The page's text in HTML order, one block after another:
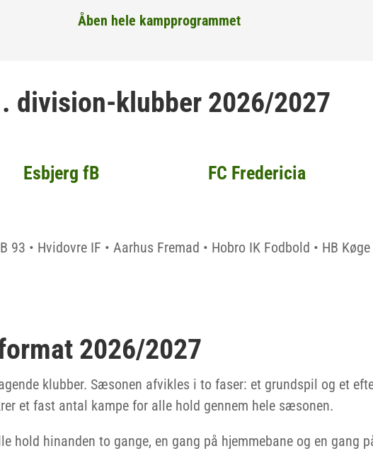
Åben hele kampprogrammet
division-klubber 2026/2027
Esbjerg fB FC Fredericia
93 • Hvidovre IF • Aarhus Fremad • Hobro IK Fodbold • HB
2026/2027
klubber. Sæsonen afvikles i to faser: et grundspil og et
et fast antal kampe for alle hold gennem hele sæsonen.
hold hinanden to gange, en gang på hjemmebane og en gang